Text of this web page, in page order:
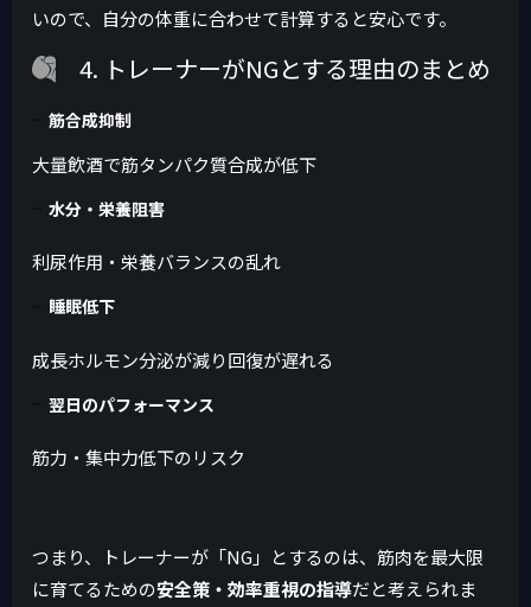
いので、自分の体重に合わせて計算すると安心です。
4. トレーナーがNGとする理由のまとめ
筋合成抑制
大量飲酒で筋タンパク質合成が低下
水分・栄養阻害
利尿作用・栄養バランスの乱れ
睡眠低下
成長ホルモン分泌が減り回復が遅れる
翌日のパフォーマンス
筋力・集中力低下のリスク
つまり、トレーナーが「NG」とするのは、筋肉を最大限
に育てるための安全策・効率重視の指導だと考えられま